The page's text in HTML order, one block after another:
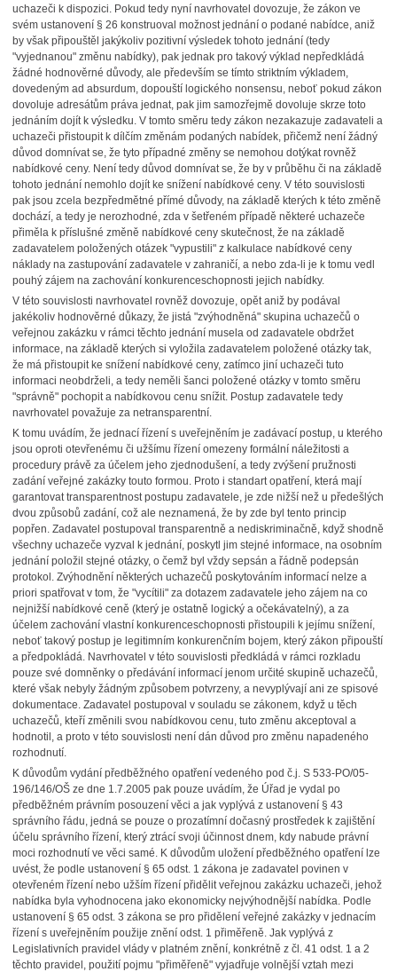
uchazeči k dispozici. Pokud tedy nyní navrhovatel dovozuje, že zákon ve
svém ustanovení § 26 konstruoval možnost jednání o podané nabídce, aniž
by však připouštěl jakýkoliv pozitivní výsledek tohoto jednání (tedy
"vyjednanou" změnu nabídky), pak jednak pro takový výklad nepředkládá
žádné hodnověrné důvody, ale především se tímto striktním výkladem,
dovedeným ad absurdum, dopouští logického nonsensu, neboť pokud zákon
dovoluje adresátům práva jednat, pak jim samozřejmě dovoluje skrze toto
jednáním dojít k výsledku. V tomto směru tedy zákon nezakazuje zadavateli a
uchazeči přistoupit k dílčím změnám podaných nabídek, přičemž není žádný
důvod domnívat se, že tyto případné změny se nemohou dotýkat rovněž
nabídkové ceny. Není tedy důvod domnívat se, že by v průběhu či na základě
tohoto jednání nemohlo dojít ke snížení nabídkové ceny. V této souvislosti
pak jsou zcela bezpředmětné přímé důvody, na základě kterých k této změně
dochází, a tedy je nerozhodné, zda v šetřeném případě některé uchazeče
přiměla k příslušné změně nabídkové ceny skutečnost, že na základě
zadavatelem položených otázek "vypustili" z kalkulace nabídkové ceny
náklady na zastupování zadavatele v zahraničí, a nebo zda-li je k tomu vedl
pouhý zájem na zachování konkurenceschopnosti jejich nabídky.
V této souvislosti navrhovatel rovněž dovozuje, opět aniž by podával
jakékoliv hodnověrné důkazy, že jistá "zvýhodněná" skupina uchazečů o
veřejnou zakázku v rámci těchto jednání musela od zadavatele obdržet
informace, na základě kterých si vyložila zadavatelem položené otázky tak,
že má přistoupit ke snížení nabídkové ceny, zatímco jiní uchazeči tuto
informaci neobdrželi, a tedy neměli šanci položené otázky v tomto směru
"správně" pochopit a nabídkovou cenu snížit. Postup zadavatele tedy
navrhovatel považuje za netransparentní.
K tomu uvádím, že jednací řízení s uveřejněním je zadávací postup, u kterého
jsou oproti otevřenému či užšímu řízení omezeny formální náležitosti a
procedury právě za účelem jeho zjednodušení, a tedy zvýšení pružnosti
zadání veřejné zakázky touto formou. Proto i standart opatření, která mají
garantovat transparentnost postupu zadavatele, je zde nižší než u předešlých
dvou způsobů zadání, což ale neznamená, že by zde byl tento princip
popřen. Zadavatel postupoval transparentně a nediskriminačně, když shodně
všechny uchazeče vyzval k jednání, poskytl jim stejné informace, na osobním
jednání položil stejné otázky, o čemž byl vždy sepsán a řádně podepsán
protokol. Zvýhodnění některých uchazečů poskytováním informací nelze a
priori spatřovat v tom, že "vycítili" za dotazem zadavatele jeho zájem na co
nejnižší nabídkové ceně (který je ostatně logický a očekávatelný), a za
účelem zachování vlastní konkurenceschopnosti přistoupili k jejímu snížení,
neboť takový postup je legitimním konkurenčním bojem, který zákon připouští
a předpokládá. Navrhovatel v této souvislosti předkládá v rámci rozkladu
pouze své domněnky o předávání informací jenom určité skupině uchazečů,
které však nebyly žádným způsobem potvrzeny, a nevyplývají ani ze spisové
dokumentace. Zadavatel postupoval v souladu se zákonem, když u těch
uchazečů, kteří změnili svou nabídkovou cenu, tuto změnu akceptoval a
hodnotil, a proto v této souvislosti není dán důvod pro změnu napadeného
rozhodnutí.
K důvodům vydání předběžného opatření vedeného pod č.j. S 533-PO/05-
196/146/OŠ ze dne 1.7.2005 pak pouze uvádím, že Úřad je vydal po
předběžném právním posouzení věci a jak vyplývá z ustanovení § 43
správního řádu, jedná se pouze o prozatímní dočasný prostředek k zajištění
účelu správního řízení, který ztrácí svoji účinnost dnem, kdy nabude právní
moci rozhodnutí ve věci samé. K důvodům uložení předběžného opatření lze
uvést, že podle ustanovení § 65 odst. 1 zákona je zadavatel povinen v
otevřeném řízení nebo užším řízení přidělit veřejnou zakázku uchazeči, jehož
nabídka byla vyhodnocena jako ekonomicky nejvýhodnější nabídka. Podle
ustanovení § 65 odst. 3 zákona se pro přidělení veřejné zakázky v jednacím
řízení s uveřejněním použije znění odst. 1 přiměřeně. Jak vyplývá z
Legislativních pravidel vlády v platném znění, konkrétně z čl. 41 odst. 1 a 2
těchto pravidel, použití pojmu "přiměřeně" vyjadřuje volnější vztah mezi